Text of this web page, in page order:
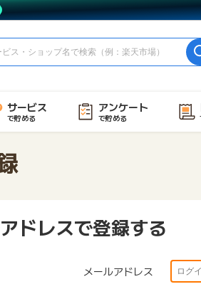
サービス
で貯める
アンケート
で貯める
ドレスで登録する
メールアドレス